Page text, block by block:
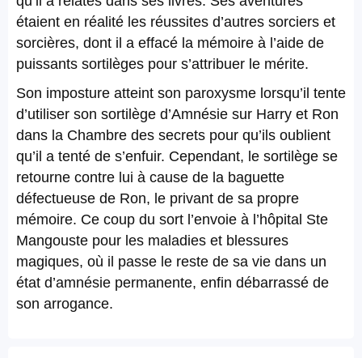
étaient en réalité les réussites d’autres sorciers et
sorcières, dont il a effacé la mémoire à l’aide de
puissants sortilèges pour s’attribuer le mérite.
Son imposture atteint son paroxysme lorsqu’il tente
d’utiliser son sortilège d’Amnésie sur Harry et Ron
dans la Chambre des secrets pour qu’ils oublient
qu’il a tenté de s’enfuir. Cependant, le sortilège se
retourne contre lui à cause de la baguette
défectueuse de Ron, le privant de sa propre
mémoire. Ce coup du sort l’envoie à l’hôpital Ste
Mangouste pour les maladies et blessures
magiques, où il passe le reste de sa vie dans un
état d’amnésie permanente, enfin débarrassé de
son arrogance.